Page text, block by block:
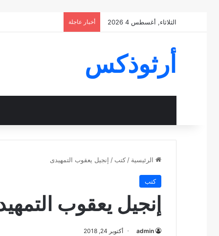
الثلاثاء, أغسطس 4 2026 أخبار عاجلة
أرثوذكس
الرئيسية / كتب / إنجيل يعقوب التمهيدى
كتب
إنجيل يعقوب
admin أكتوبر 24, 2018